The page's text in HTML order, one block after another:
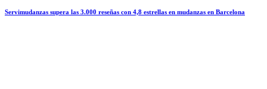
Servimudanzas supera las 3.000 reseñas con 4,8 estrellas en mudanzas en Barcelona